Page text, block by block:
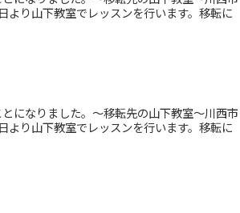
り山下教室でレッスンを行います。移転に
になりました。〜移転先の山下教室〜川西市
より山下教室でレッスンを行います。移転に